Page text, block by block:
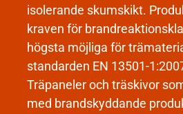
isolerande skumskikt.
kraven för
högsta möjliga för
standarden EN 13501-
Träpaneler och träskivor
med brandskyddande